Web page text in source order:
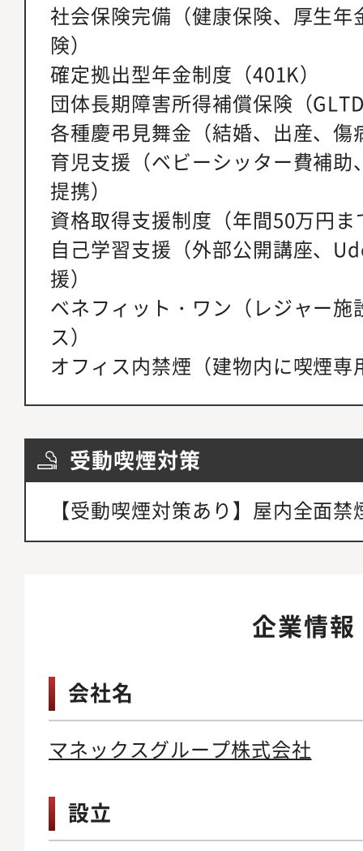
社会保険完備（健康保険、厚生
険）
確定拠出型年金制度（401K）
団体長期障害所得補償保険（
各種慶弔見舞金（結婚、出産、傷
育児支援（ベビーシッター費補
提携）
資格取得支援制度（年間50万円ま
自己学習支援（外部公開講座、
援）
ベネフィット・ワン（レジャー
ス）
オフィス内禁煙（建物内に喫煙専
受動喫煙対策
【受動喫煙対策あり】屋内全面禁
企業情報
会社名
マネックスグループ株式会社
設立